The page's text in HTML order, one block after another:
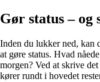
Gør status – og
Inden du lukker ned, kan
at gøre status. Hvad
morgen? Ved at skrive
kører rundt i hovedet